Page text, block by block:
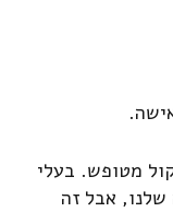
מטופש. בעלי
אבל זה